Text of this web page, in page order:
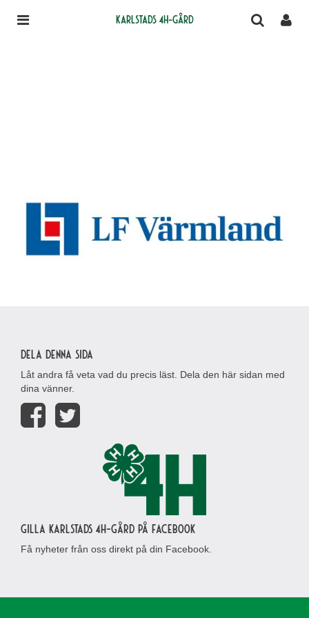
Karlstads 4H-gård
Dela denna sida
Låt andra få veta vad du precis läst. Dela den här sidan med
dina vänner.
Gilla Karlstads 4H-gård på Facebook
Få nyheter från oss direkt på din Facebook.